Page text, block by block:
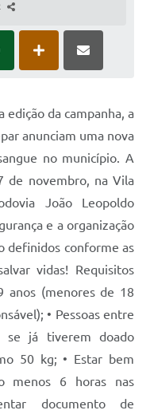
da campanha, a
anunciam uma nova
no município. A
de novembro, na Vila
João Leopoldo
e a organização
definidos conforme as
vidas! Requisitos
anos (menores de 18
• Pessoas entre
já tiverem doado
50 kg; • Estar bem
menos 6 horas nas
documento de